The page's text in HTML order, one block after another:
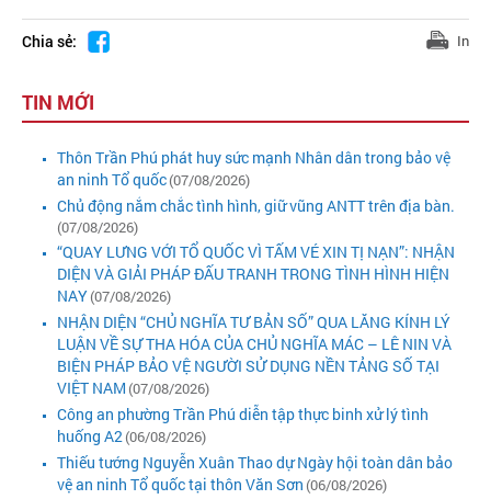
Chia sẻ: In
TIN MỚI
Thôn Trần Phú phát huy sức mạnh Nhân dân trong bảo vệ
an ninh Tổ quốc(07/08/2026)
Chủ động nắm chắc tình hình, giữ vũng ANTT trên địa bàn.
(07/08/2026)
“QUAY LƯNG VỚI TỔ QUỐC VÌ TẤM VÉ XIN TỊ NẠN”: NHẬN
DIỆN VÀ GIẢI PHÁP ĐẤU TRANH TRONG TÌNH HÌNH HIỆN
NAY(07/08/2026)
NHẬN DIỆN “CHỦ NGHĨA TƯ BẢN SỐ” QUA LĂNG KÍNH LÝ
LUẬN VỀ SỰ THA HÓA CỦA CHỦ NGHĨA MÁC – LÊ NIN VÀ
BIỆN PHÁP BẢO VỆ NGƯỜI SỬ DỤNG NỀN TẢNG SỐ TẠI
VIỆT NAM (07/08/2026)
Công an phường Trần Phú diễn tập thực binh xử lý tình
huống A2(06/08/2026)
Thiếu tướng Nguyễn Xuân Thao dự Ngày hội toàn dân bảo
vệ an ninh Tổ quốc tại thôn Văn Sơn (06/08/2026)